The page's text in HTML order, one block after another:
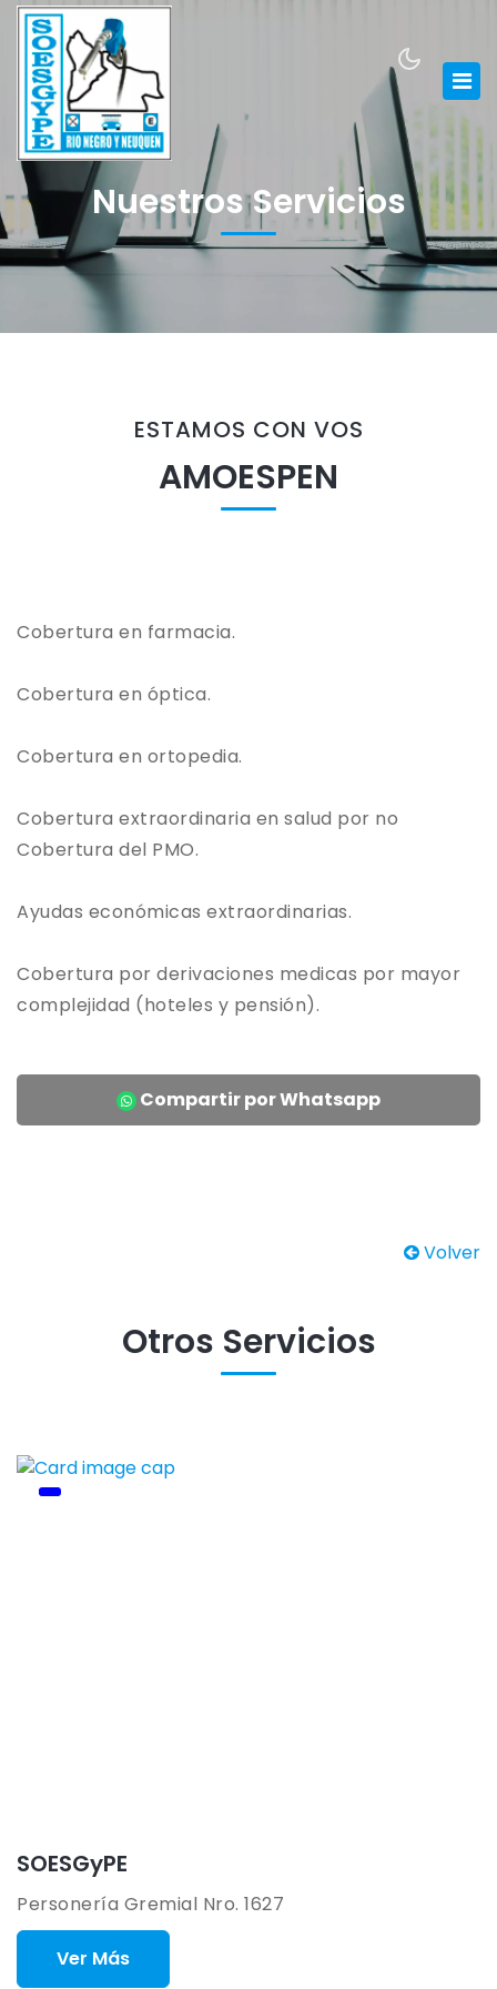
Nuestros Servicios
ESTAMOS CON VOS
AMOESPEN
Cobertura en farmacia.
Cobertura en óptica.
Cobertura en ortopedia.
Cobertura extraordinaria en salud por no
Cobertura del PMO.
Ayudas económicas extraordinarias.
Cobertura por derivaciones medicas por mayor
complejidad (hoteles y pensión).
Compartir por Whatsapp
Volver
Otros Servicios
SOESGyPE
Personería Gremial Nro. 1627
Ver Más